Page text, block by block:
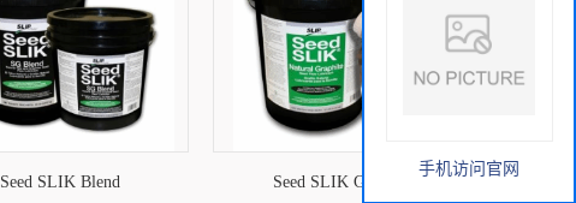
Seed SLIK Blend Seed SLIK Graphite
手机访问官网